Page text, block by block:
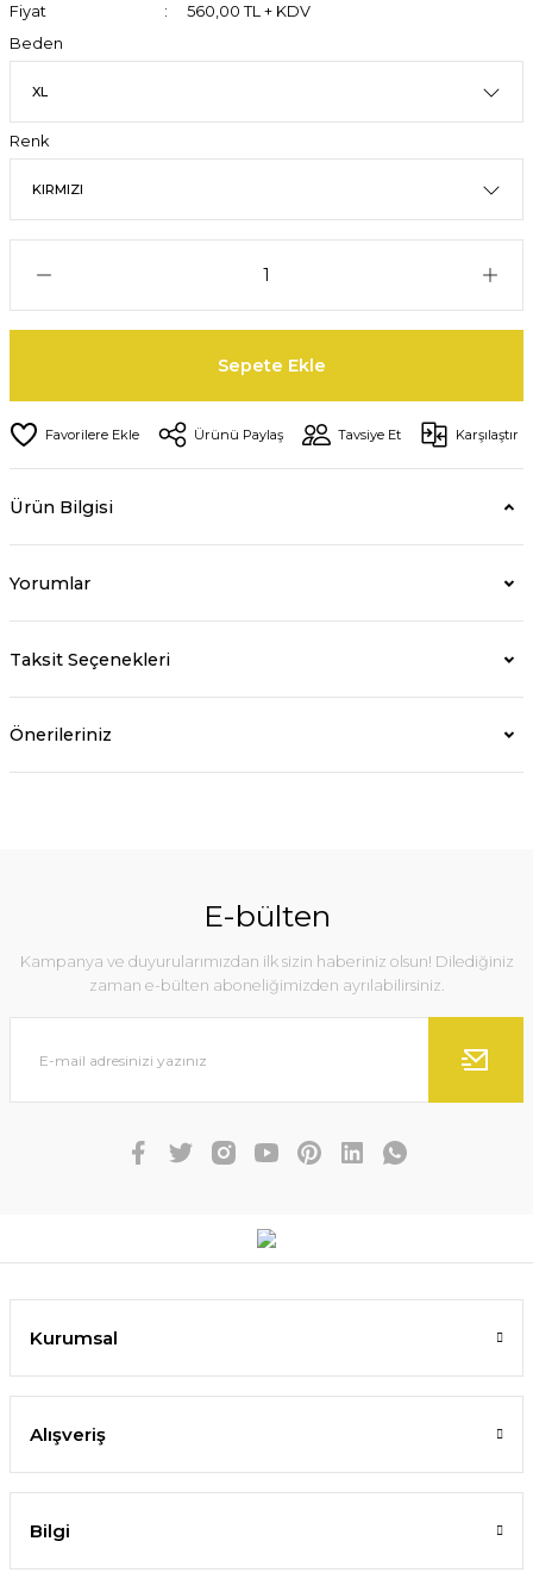
Fiyat
560,00 TL + KDV
Beden
Renk
Sepete Ekle
Ürünü Paylaş Tavsiye Et Karşılaştır
Ürün Bilgisi
Yorumlar
Taksit Seçenekleri
Önerileriniz
E-bülten
Kampanya ve duyurularımızdan ilk sizin haberiniz olsun! Dilediğiniz
zaman e-bülten aboneliğimizden ayrılabilirsiniz.
Kurumsal
Alışveriş
Bilgi